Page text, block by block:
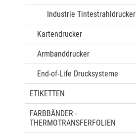
Industrie Tintestrahldrucker
Kartendrucker
Armbanddrucker
End-of-Life Drucksysteme
ETIKETTEN
FARBBÄNDER -
THERMOTRANSFERFOLIEN